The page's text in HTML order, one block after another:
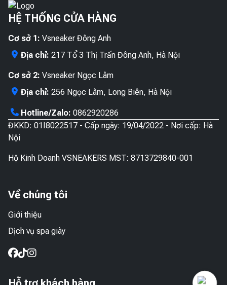
HỆ THỐNG CỬA HÀNG
Cơ sở 1: Vsneaker Đông Anh
Địa chỉ: 217 Tổ 3 Thị Trấn Đông Anh, Hà Nội
Cơ sở 2: Vsneaker Ngọc Lâm
Địa chỉ: 256 Ngọc Lâm, Long Biên, Hà Nội
Hotline/Zalo: 0862920286
ĐKKD: 01I8022517 - Cấp ngày: 19/04/2022 - Nơi cấp: Hà
Nội
Hộ Kinh Doanh VSNEAKERS MST: 8713729840-001
Về chúng tôi
Giới thiệu
Dịch vụ spa giày